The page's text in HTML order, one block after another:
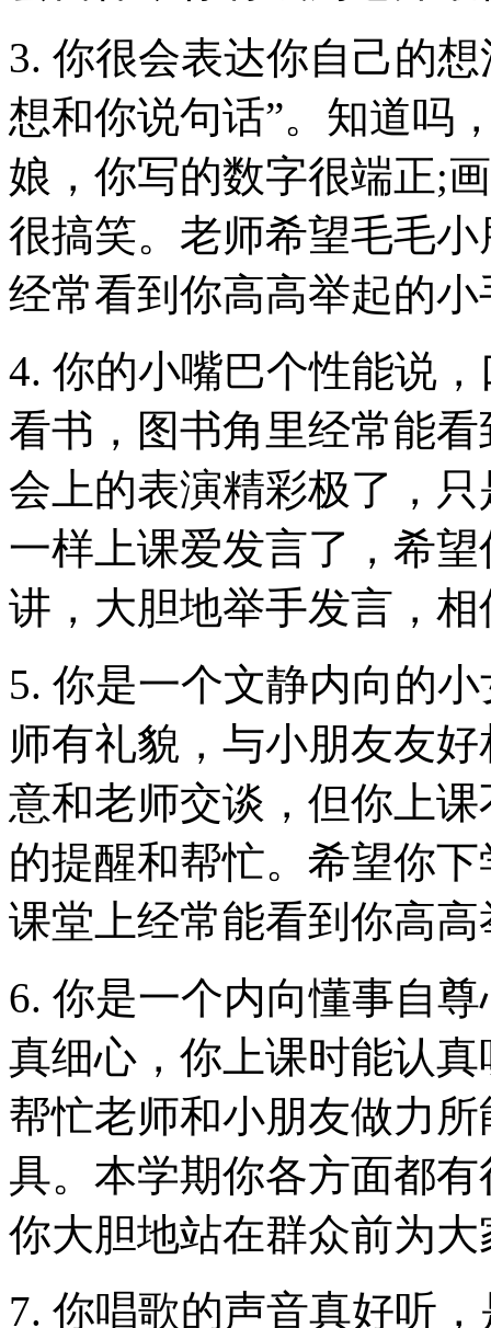
3. 你很会表达你自己的
想和你说句话”。知道吗
娘，你写的数字很端正;
很搞笑。老师希望毛毛
经常看到你高高举起的小
4. 你的小嘴巴个性能说
看书，图书角里经常能
会上的表演精彩极了，
一样上课爱发言了，希
讲，大胆地举手发言，
5. 你是一个文静内向的
师有礼貌，与小朋友友
意和老师交谈，但你上
的提醒和帮忙。希望你
课堂上经常能看到你高
6. 你是一个内向懂事自
真细心，你上课时能认
帮忙老师和小朋友做力
具。本学期你各方面都
你大胆地站在群众前为
7. 你唱歌的声音真好听